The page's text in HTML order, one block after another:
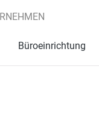
Büroeinrichtung